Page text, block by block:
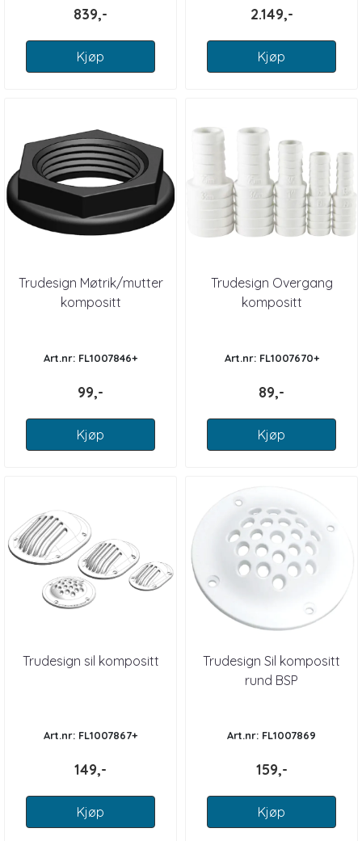
839,-
Kjøp
2.149,-
Kjøp
Trudesign Møtrik/mutter
kompositt
Art.nr: FL1007846+
99,-
Kjøp
Trudesign Overgang
kompositt
Art.nr: FL1007670+
89,-
Kjøp
Trudesign sil kompositt
Art.nr: FL1007867+
149,-
Kjøp
Trudesign Sil kompositt
rund BSP
Art.nr: FL1007869
159,-
Kjøp